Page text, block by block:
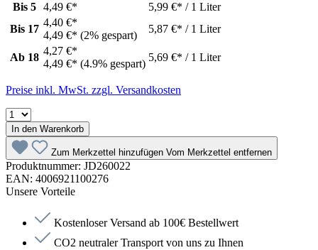
Bis 5 4,49 €*
5,99 €* / 1 Liter
Bis 17
4,40 €*
4,49 €* (2% gespart)
5,87 €* / 1 Liter
Ab 18
4,27 €*
4,49 €* (4.9% gespart)
5,69 €* / 1 Liter
Preise inkl. MwSt. zzgl. Versandkosten
In den Warenkorb
Zum Merkzettel hinzufügen Vom Merkzettel entfernen
Produktnummer: JD260022
EAN: 4006921100276
Unsere Vorteile
Kostenloser Versand ab 100€ Bestellwert
CO2 neutraler Transport von uns zu Ihnen